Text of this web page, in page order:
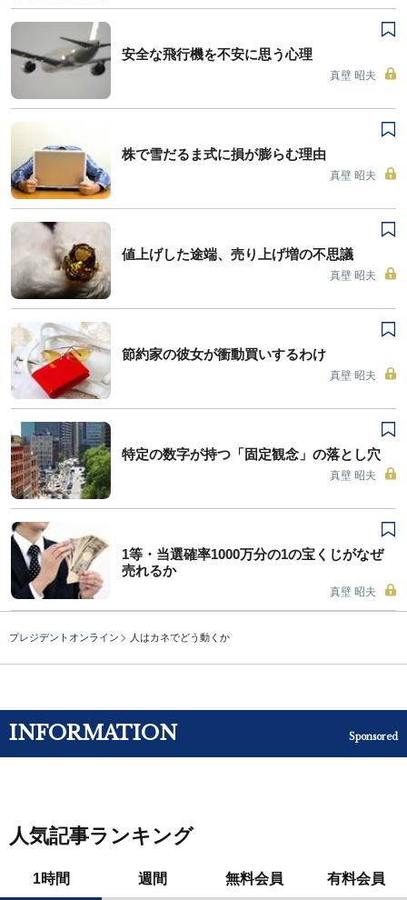
安全な飛行機を不安に思う心理
真壁 昭夫
株で雪だるま式に損が膨らむ理由
真壁 昭夫
値上げした途端、売り上げ増の不思議
真壁 昭夫
節約家の彼女が衝動買いするわけ
真壁 昭夫
特定の数字が持つ「固定観念」の落とし穴
真壁 昭夫
1等・当選確率1000万分の1の宝くじがなぜ
売れるか
真壁 昭夫
プレジデントオンライン 人はカネでどう動くか
INFORMATION Sponsored
人気記事ランキング
1時間 週間 無料会員 有料会員